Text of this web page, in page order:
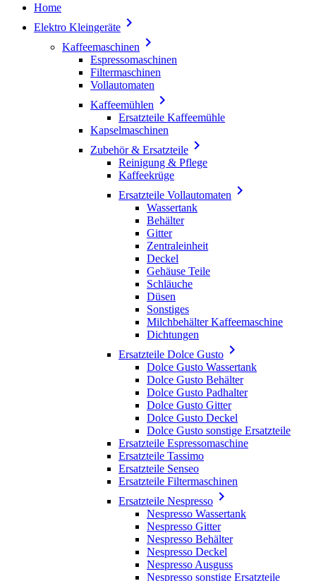
Home
Elektro Kleingeräte 
Kaffeemaschinen 
Espressomaschinen
Filtermaschinen
Vollautomaten
Kaffeemühlen 
Ersatzteile Kaffeemühle
Kapselmaschinen
Zubehör & Ersatzteile 
Reinigung & Pflege
Kaffeekrüge
Ersatzteile Vollautomaten 
Wassertank
Behälter
Gitter
Zentraleinheit
Deckel
Gehäuse Teile
Schläuche
Düsen
Sonstiges
Milchbehälter Kaffeemaschine
Dichtungen
Ersatzteile Dolce Gusto 
Dolce Gusto Wassertank
Dolce Gusto Behälter
Dolce Gusto Padhalter
Dolce Gusto Gitter
Dolce Gusto Deckel
Dolce Gusto sonstige Ersatzteile
Ersatzteile Espressomaschine
Ersatzteile Tassimo
Ersatzteile Senseo
Ersatzteile Filtermaschinen
Ersatzteile Nespresso 
Nespresso Wassertank
Nespresso Gitter
Nespresso Behälter
Nespresso Deckel
Nespresso Ausguss
Nespresso sonstige Ersatzteile